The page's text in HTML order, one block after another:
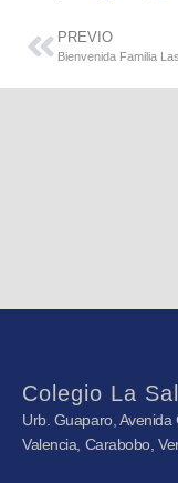
PREVIO
Bienvenida Familia
Colegio La
Urb. Guaparo, Avenida
Valencia, Carabobo,